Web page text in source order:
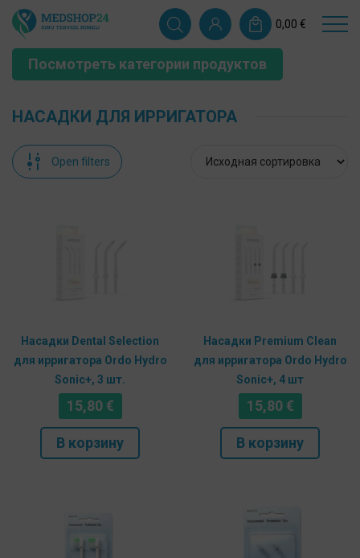
0,00 €
Посмотреть категории продуктов
НАСАДКИ ДЛЯ ИРРИГАТОРА
Open filters
Насадки Dental Selection
для ирригатора Ordo Hydro
Sonic+, 3 шт.
15,80€
В корзину
Насадки Premium Clean
для ирригатора Ordo Hydro
Sonic+, 4 шт
15,80€
В корзину